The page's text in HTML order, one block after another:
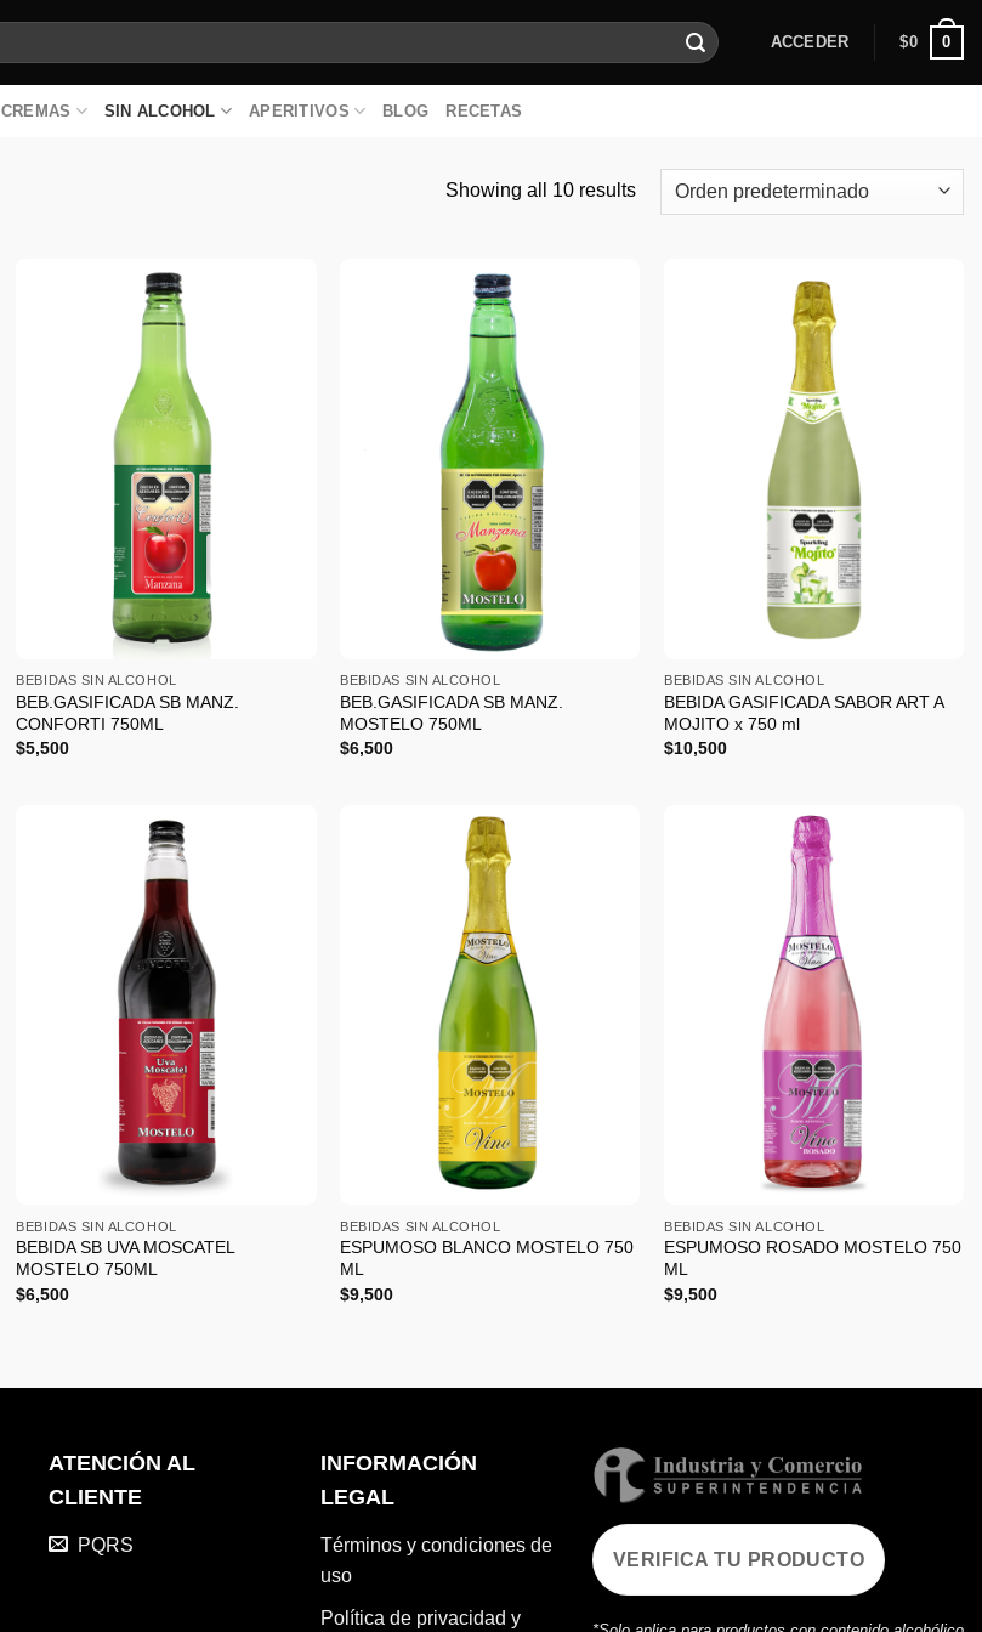
ACCEDER $0 0
CREMAS SIN ALCOHOL APERITIVOS BLOG RECETAS
Showing all 10 results
BEBIDAS SIN ALCOHOL
BEB.GASIFICADA SB MANZ.
CONFORTI 750ML
$5,500
BEBIDAS SIN ALCOHOL
BEB.GASIFICADA SB MANZ.
MOSTELO 750ML
$6,500
BEBIDAS SIN ALCOHOL
BEBIDA GASIFICADA SABOR ART A
MOJITO x 750 ml
$10,500
BEBIDAS SIN ALCOHOL
BEBIDA SB UVA MOSCATEL
MOSTELO 750ML
$6,500
BEBIDAS SIN ALCOHOL
ESPUMOSO BLANCO MOSTELO 750
ML
$9,500
BEBIDAS SIN ALCOHOL
ESPUMOSO ROSADO MOSTELO 750
ML
$9,500
ATENCIÓN AL
CLIENTE
PQRS
INFORMACIÓN
LEGAL
Términos y condiciones de
uso
Política de privacidad y
VERIFICA TU PRODUCTO